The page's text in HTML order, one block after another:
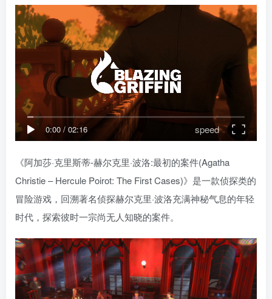
0:00 / 02:16 speed
《阿加莎·克里斯蒂-赫尔克里·波洛:最初的案件(Agatha
Christie – Hercule Poirot: The First Cases)》是一款侦探类的
冒险游戏，回溯著名侦探赫尔克里·波洛充满神秘气息的年轻
时代，探索彼时一宗尚无人知晓的案件。